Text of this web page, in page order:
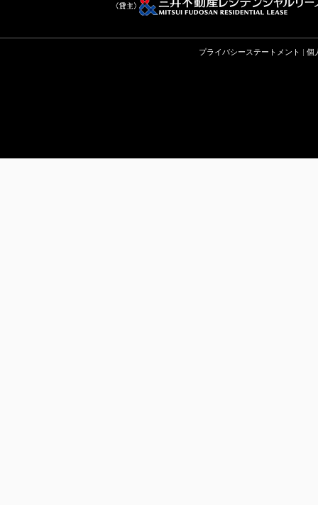
プライバシーステートメント | 個